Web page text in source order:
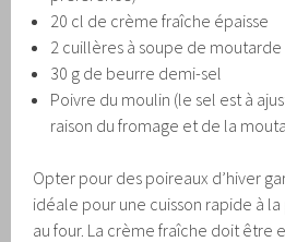
20 cl de crème fraîche épaisse
2 cuillères à soupe de moutarde
30 g de beurre demi-sel
Poivre du moulin (le sel est à
raison du fromage et de la
Opter pour des poireaux d’hiver
idéale pour une cuisson rapide à
au four. La crème fraîche doit être